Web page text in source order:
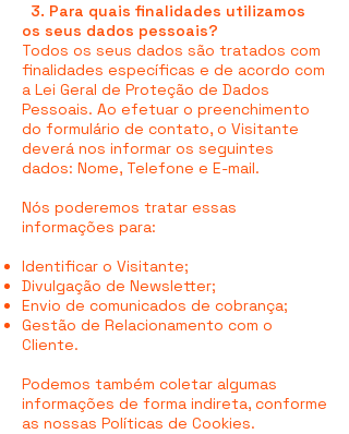
3. Para quais finalidades utilizamos
os seus dados pessoais?
Todos os seus dados são tratados com
finalidades específicas e de acordo com
a Lei Geral de Proteção de Dados
Pessoais. Ao efetuar o preenchimento
do formulário de contato, o Visitante
deverá nos informar os seguintes
dados: Nome, Telefone e E-mail.
Nós poderemos tratar essas
informações para:
Identificar o Visitante;
Divulgação de Newsletter;
Envio de comunicados de cobrança;
Gestão de Relacionamento com o
Cliente.
Podemos também coletar algumas
informações de forma indireta, conforme
as nossas Políticas de Cookies.